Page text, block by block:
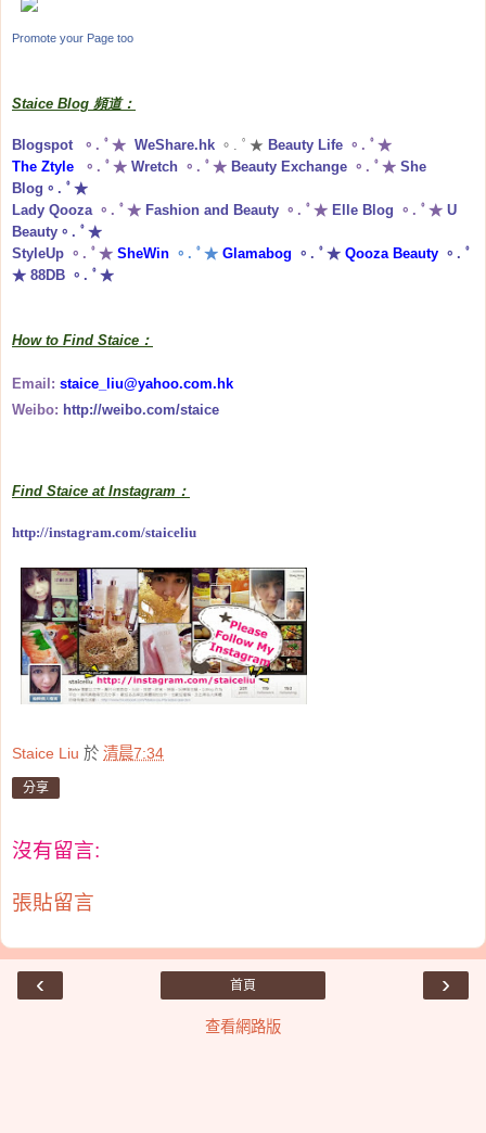
Promote your Page too
Staice Blog 頻道：
Blogspot 。. ﾟ★ WeShare.hk 。. ﾟ★ Beauty Life 。. ﾟ★
The Ztyle
。. ﾟ★ Wretch 。. ﾟ★ Beauty Exchange 。. ﾟ★ She
Blog 。. ﾟ★
Lady Qooza 。. ﾟ★ Fashion and Beauty 。. ﾟ★ Elle Blog 。. ﾟ★ U
Beauty 。. ﾟ★
StyleUp 。. ﾟ★ SheWin 。. ﾟ★ Glamabog 。. ﾟ★ Qooza Beauty 。. ﾟ
★ 88DB 。. ﾟ★
How to Find Staice：
Email: staice_liu@yahoo.com.hk
Weibo: http://weibo.com/staice
Find Staice at Instagram：
http://instagram.com/staiceliu
Staice Liu 於 清晨7:34
分享
沒有留言:
張貼留言
‹ ›
首頁
查看網路版